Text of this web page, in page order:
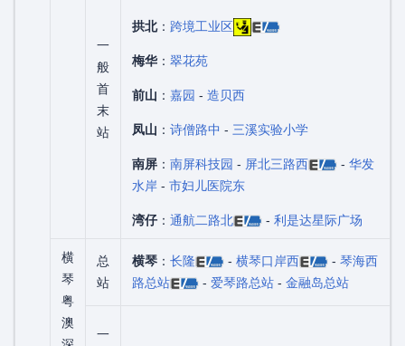
一
般
首
末
站
拱北： 跨境工业区
梅华： 翠花苑
前山 ： 嘉园 - 造贝西
凤山 ： 诗僧路中 - 三溪实验小学
南屏 ： 南屏科技园 - 屏北三路西 - 华发
水岸 - 市妇儿医院东
湾仔 ： 通航二路北 - 利是达星际广场
横
琴
粤
澳
总
站
横琴 ： 长隆 - 横琴口岸西 - 琴海西
路总站
- 爱琴路总站 - 金融岛总站
一